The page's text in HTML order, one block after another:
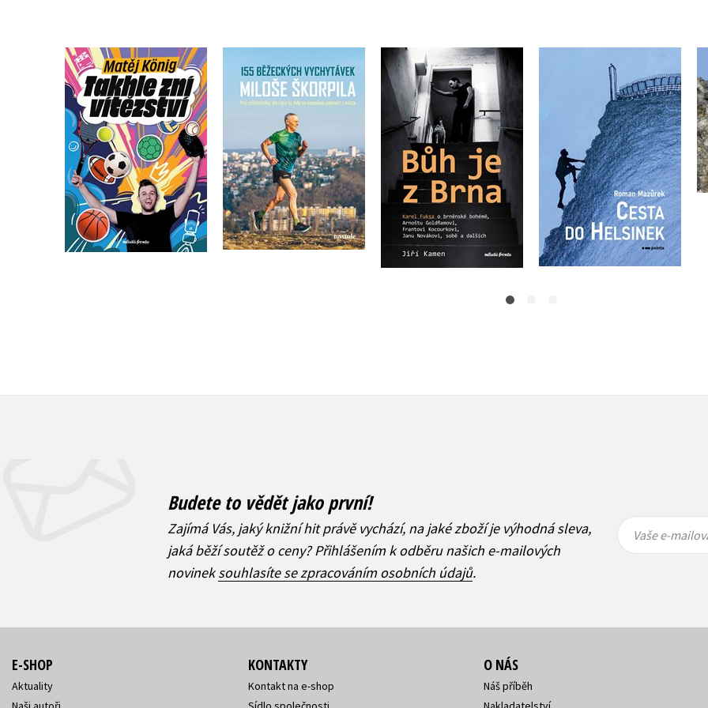
Takhle zní vítězství
Matěj König
Do košíku
399 Kč
319 Kč
155 běžeckých
vychytávek Miloše
Škorpila
Miloš Škorpil
Do košíku
399 Kč
319 Kč
Bůh je z Brna
Jiří Kamen
Karel Fuksa
Do košíku
399 Kč
319 Kč
Cesta do Helsinek
Roman Mazůrek
Do košíku
329 Kč
263 Kč
Budete to vědět jako první!
Zajímá Vás, jaký knižní hit právě vychází, na jaké zboží je výhodná sleva,
jaká běží soutěž o ceny? Přihlášením k odběru našich e-mailových
novineksouhlasíte se zpracováním osobních údajů.
mailová
mailová
Vaše e-
E-SHOP
Aktuality
KONTAKTY
Kontakt na e-shop
O NÁS
Náš příběh